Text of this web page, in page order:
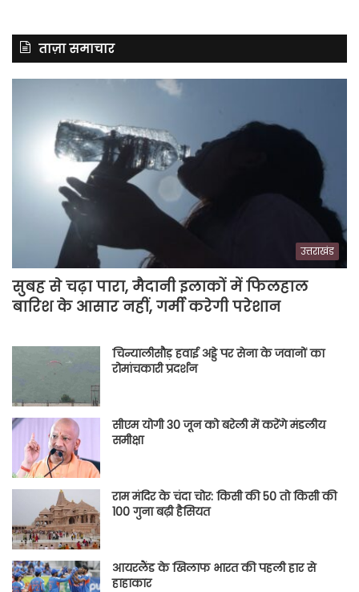
ताज़ा समाचार
उत्तराखंड
सुबह से चढ़ा पारा, मैदानी इलाकों में फिलहाल
बारिश के आसार नहीं, गर्मी करेगी परेशान
चिन्यालीसौड़ हवाई अड्डे पर सेना के जवानों का
रोमांचकारी प्रदर्शन
सीएम योगी 30 जून को बरेली में करेंगे मंडलीय
समीक्षा
राम मंदिर के चंदा चोर: किसी की 50 तो किसी की
100 गुना बढ़ी हैसियत
आयरलैंड के खिलाफ भारत की पहली हार से
हाहाकार